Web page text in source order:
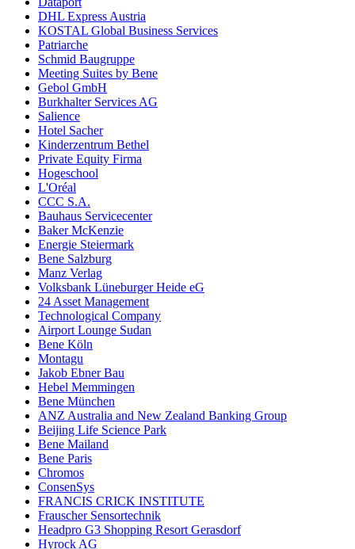
DHL Express Austria
KOSTAL Global Business Services
Patriarche
Schmid Baugruppe
Meeting Suites by Bene
Gebol GmbH
Burkhalter Services AG
Salience
Hotel Sacher
Kinderzentrum Bethel
Private Equity Firma
Hogeschool
L'Oréal
CCC S.A.
Bauhaus Servicecenter
Baker McKenzie
Energie Steiermark
Bene Salzburg
Manz Verlag
Volksbank Lüneburger Heide eG
24 Asset Management
Technological Company
Airport Lounge Sudan
Bene Köln
Montagu
Jakob Ebner Bau
Hebel Memmingen
Bene München
ANZ Australia and New Zealand Banking Group
Beijing Life Science Park
Bene Mailand
Bene Paris
Chromos
ConsenSys
FRANCIS CRICK INSTITUTE
Frauscher Sensortechnik
Headpro G3 Shopping Resort Gerasdorf
Hyrock AG